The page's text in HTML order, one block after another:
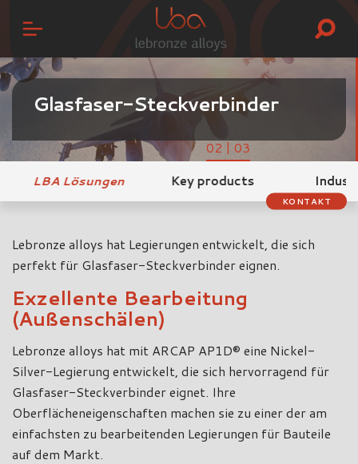
Glasfaser-Steckverbinder
02 | 03
LBA Lösungen Key products
KONTAKT
Lebronze alloys hat Legierungen entwickelt, die sich
perfekt für Glasfaser-Steckverbinder eignen.
Exzellente Bearbeitung
(Außenschälen)
Lebronze alloys hat mit ARCAP AP1D® eine Nickel-
Silver-Legierung entwickelt, die sich hervorragend für
Glasfaser-Steckverbinder eignet. Ihre
Oberflächeneigenschaften machen sie zu einer der am
einfachsten zu bearbeitenden Legierungen für Bauteile
auf dem Markt.